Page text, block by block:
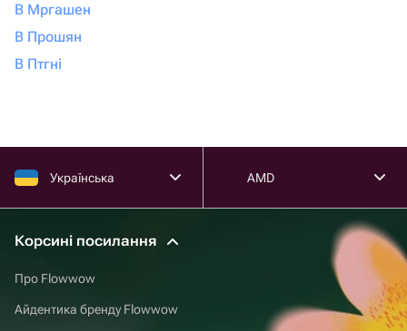
В Мргашен
В Прошян
В Птгні
Українська AMD
Корсині посилання
Про Flowwow
Айдентика бренду Flowwow